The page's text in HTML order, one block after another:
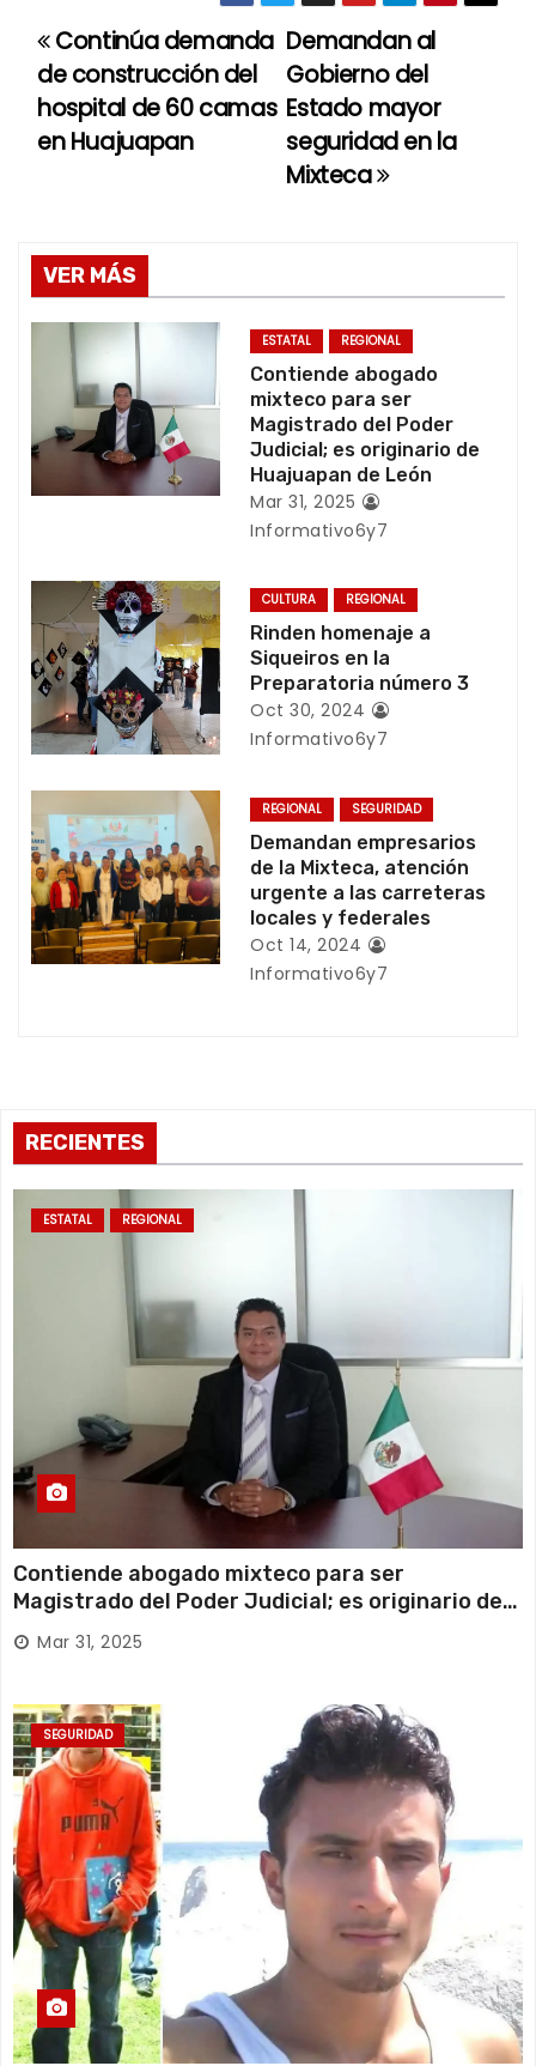
N
a
v
g
a
ó
n
e
n
t
r
a
d
a
Demandan al
Gobierno del
Estado mayor
seguridad en la
Mixteca
Continúa demanda
de construcción del
hospital de 60 camas
en Huajuapan
VER MÁS
ESTATAL REGIONAL
Contiende abogado
mixteco para ser
Magistrado del Poder
Judicial; es originario de
Huajuapan de León
Mar 31, 2025
Informativo6y7
CULTURA REGIONAL
Rinden homenaje a
Siqueiros en la
Preparatoria número 3
Oct 30, 2024
Informativo6y7
REGIONAL SEGURIDAD
Demandan empresarios
de la Mixteca, atención
urgente a las carreteras
locales y federales
Oct 14, 2024
Informativo6y7
RECIENTES
ESTATAL REGIONAL
Contiende abogado mixteco para ser
Magistrado del Poder Judicial; es originario de
Huajuapan de León
Mar 31, 2025
SEGURIDAD